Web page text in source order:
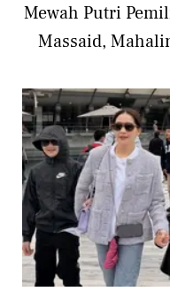
Mewah Putri
Massaid,